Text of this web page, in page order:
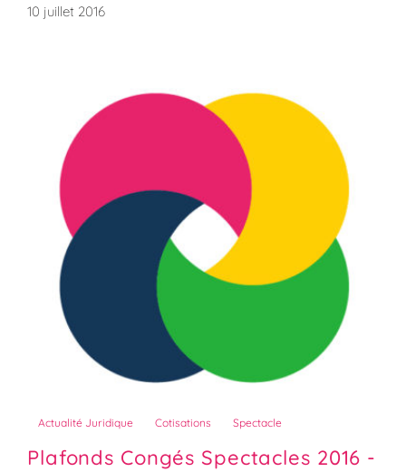
10 juillet 2016
Actualité Juridique Cotisations Spectacle
Plafonds Congés Spectacles 2016 -